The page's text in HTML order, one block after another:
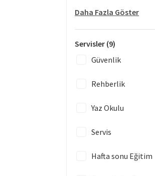
Daha Fazla Göster
Servisler (9)
Güvenlik
Rehberlik
Yaz Okulu
Servis
Hafta sonu Eğitim